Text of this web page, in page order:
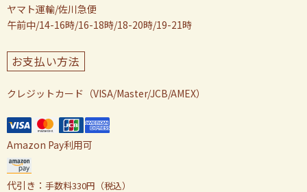
ヤマト運輸/佐川急便
午前中/14-16時/16-18時/18-20時/19-21時
お支払い方法
クレジットカード（VISA/Master/JCB/AMEX）
Amazon Pay利用可
代引き： 手数料330円（税込）